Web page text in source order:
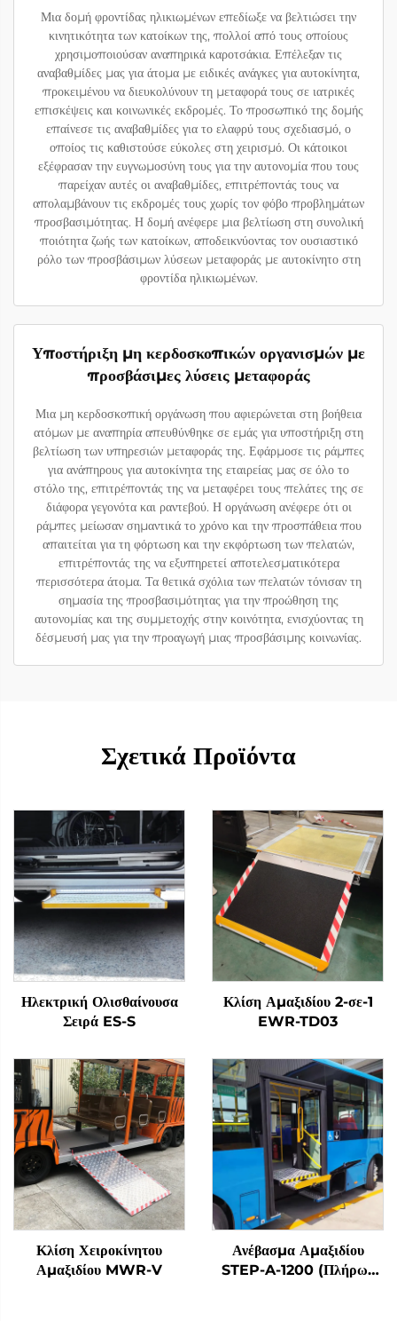
Μια δομή φροντίδας ηλικιωμένων επεδίωξε να βελτιώσει την
κινητικότητα των κατοίκων της, πολλοί από τους οποίους
χρησιμοποιούσαν αναπηρικά καροτσάκια. Επέλεξαν τις
αναβαθμίδες μας για άτομα με ειδικές ανάγκες για αυτοκίνητα,
προκειμένου να διευκολύνουν τη μεταφορά τους σε ιατρικές
επισκέψεις και κοινωνικές εκδρομές. Το προσωπικό της δομής
επαίνεσε τις αναβαθμίδες για το ελαφρύ τους σχεδιασμό, ο
οποίος τις καθιστούσε εύκολες στη χειρισμό. Οι κάτοικοι
εξέφρασαν την ευγνωμοσύνη τους για την αυτονομία που τους
παρείχαν αυτές οι αναβαθμίδες, επιτρέποντάς τους να
απολαμβάνουν τις εκδρομές τους χωρίς τον φόβο προβλημάτων
προσβασιμότητας. Η δομή ανέφερε μια βελτίωση στη συνολική
ποιότητα ζωής των κατοίκων, αποδεικνύοντας τον ουσιαστικό
ρόλο των προσβάσιμων λύσεων μεταφοράς με αυτοκίνητο στη
φροντίδα ηλικιωμένων.
Υποστήριξη μη κερδοσκοπικών οργανισμών με
προσβάσιμες λύσεις μεταφοράς
Μια μη κερδοσκοπική οργάνωση που αφιερώνεται στη βοήθεια
ατόμων με αναπηρία απευθύνθηκε σε εμάς για υποστήριξη στη
βελτίωση των υπηρεσιών μεταφοράς της. Εφάρμοσε τις ράμπες
για ανάπηρους για αυτοκίνητα της εταιρείας μας σε όλο το
στόλο της, επιτρέποντάς της να μεταφέρει τους πελάτες της σε
διάφορα γεγονότα και ραντεβού. Η οργάνωση ανέφερε ότι οι
ράμπες μείωσαν σημαντικά το χρόνο και την προσπάθεια που
απαιτείται για τη φόρτωση και την εκφόρτωση των πελατών,
επιτρέποντάς της να εξυπηρετεί αποτελεσματικότερα
περισσότερα άτομα. Τα θετικά σχόλια των πελατών τόνισαν τη
σημασία της προσβασιμότητας για την προώθηση της
αυτονομίας και της συμμετοχής στην κοινότητα, ενισχύοντας τη
δέσμευσή μας για την προαγωγή μιας προσβάσιμης κοινωνίας.
Σχετικά Προϊόντα
Ηλεκτρική Ολισθαίνουσα
Σειρά ES-S
Κλίση Αμαξιδίου 2-σε-1
EWR-TD03
Κλίση Χειροκίνητου
Αμαξιδίου MWR-V
Ανέβασμα Αμαξιδίου
STEP-A-1200 (Πλήρως